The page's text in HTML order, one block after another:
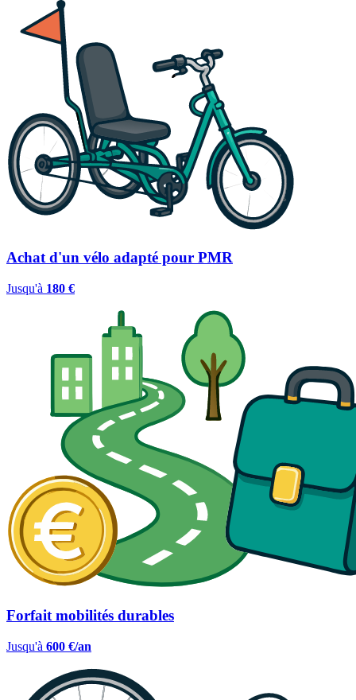
Achat d'un vélo adapté pour PMR
Jusqu'à 180 €
Forfait mobilités durables
Jusqu'à 600 €/an